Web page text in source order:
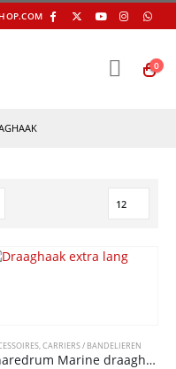
0
,CARRIERS / BANDELIEREN
Snaredrum Marine draaghaak